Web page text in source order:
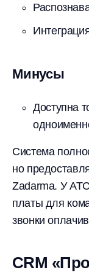
Минусы
Доступна
Система
но
Zadarma. У
платы для
звонки
CRM